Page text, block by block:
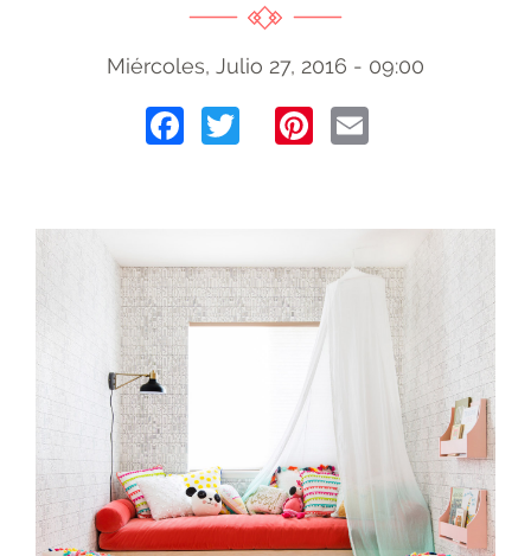
Miércoles, Julio 27, 2016 - 09:00
Facebook
TwitterPinterest
Email